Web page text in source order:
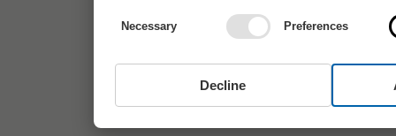
Necessary Preferences
Decline